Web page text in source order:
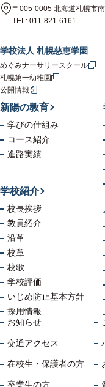
〒005-0005 北海道札幌市
TEL: 011-821-6161
学校法人 札幌慈恵学園
めぐみナーサリースクール
札幌第一幼稚園
公開情報
新陽の教育
学びの仕組み
コース紹介
進路実績
学校紹介
校長挨拶
教員紹介
沿革
校章
校歌
学校評価
いじめ防止基本方針
採用情報
お知らせ
交通アクセス
在校生・保護者の方
卒業生の方